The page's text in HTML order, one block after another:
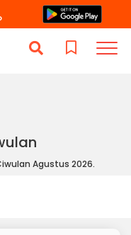
Agustus 2026.